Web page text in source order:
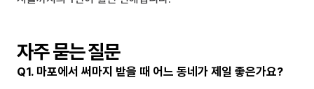
자주 묻는 질문
Q1. 마포에서 써마지 받을 때 어느 동네가 제일 좋은가요?